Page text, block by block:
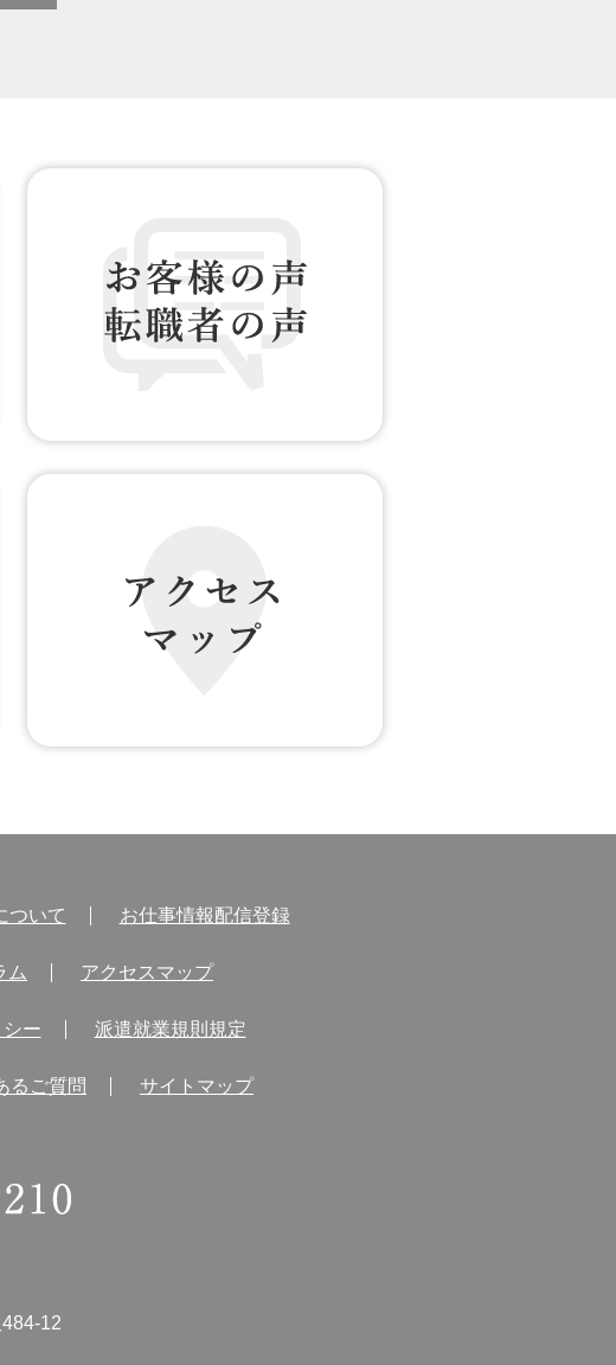
お客様の声 転職者の声
ついて お仕事情報配信登録
ム アクセスマップ
ー 派遣就業規則規定
るご質問 サイトマップ
12